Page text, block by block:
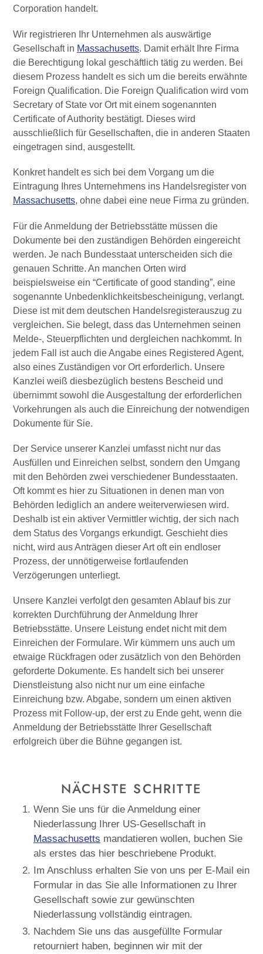
Corporation handelt.
Wir registrieren Ihr Unternehmen als auswärtige
Gesellschaft in Massachusetts. Damit erhält Ihre Firma
die Berechtigung lokal geschäftlich tätig zu werden. Bei
diesem Prozess handelt es sich um die bereits erwähnte
Foreign Qualification. Die Foreign Qualification wird vom
Secretary of State vor Ort mit einem sogenannten
Certificate of Authority bestätigt. Dieses wird
ausschließlich für Gesellschaften, die in anderen Staaten
eingetragen sind, ausgestellt.
Konkret handelt es sich bei dem Vorgang um die
Eintragung Ihres Unternehmens ins Handelsregister von
Massachusetts, ohne dabei eine neue Firma zu gründen.
Für die Anmeldung der Betriebsstätte müssen die
Dokumente bei den zuständigen Behörden eingereicht
werden. Je nach Bundesstaat unterscheiden sich die
genauen Schritte. An manchen Orten wird
beispielsweise ein “Certificate of good standing”, eine
sogenannte Unbedenklichkeitsbescheinigung, verlangt.
Diese ist mit dem deutschen Handelsregisterauszug zu
vergleichen. Sie belegt, dass das Unternehmen seinen
Melde-, Steuerpflichten und dergleichen nachkommt. In
jedem Fall ist auch die Angabe eines Registered Agent,
also eines Zuständigen vor Ort erforderlich. Unsere
Kanzlei weiß diesbezüglich bestens Bescheid und
übernimmt sowohl die Ausgestaltung der erforderlichen
Vorkehrungen als auch die Einreichung der notwendigen
Dokumente für Sie.
Der Service unserer Kanzlei umfasst nicht nur das
Ausfüllen und Einreichen selbst, sondern den Umgang
mit den Behörden zwei verschiedener Bundesstaaten.
Oft kommt es hier zu Situationen in denen man von
Behörden lediglich an andere weiterverwiesen wird.
Deshalb ist ein aktiver Vermittler wichtig, der sich nach
dem Status des Vorgangs erkundigt. Geschieht dies
nicht, wird aus Anträgen dieser Art oft ein endloser
Prozess, der unnötigerweise fortlaufenden
Verzögerungen unterliegt.
Unsere Kanzlei verfolgt den gesamten Ablauf bis zur
korrekten Durchführung der Anmeldung Ihrer
Betriebsstätte. Unsere Leistung endet nicht mit dem
Einreichen der Formulare. Wir kümmern uns auch um
etwaige Rückfragen oder zusätzlich von den Behörden
geforderte Dokumente. Es handelt sich bei unserer
Dienstleistung also nicht nur um eine einfache
Einreichung bzw. Abgabe, sondern um einen aktiven
Prozess mit Follow-up, der erst zu Ende geht, wenn die
Anmeldung der Betriebsstätte Ihrer Gesellschaft
erfolgreich über die Bühne gegangen ist.
NÄCHSTE SCHRITTE
Wenn Sie uns für die Anmeldung einer
Niederlassung Ihrer US-Gesellschaft in
Massachusetts mandatieren wollen, buchen Sie
als erstes das hier beschriebene Produkt.
Im Anschluss erhalten Sie von uns per E-Mail ein
Formular in das Sie alle Informationen zu Ihrer
Gesellschaft sowie zur gewünschten
Niederlassung vollständig eintragen.
Nachdem Sie uns das ausgefüllte Formular
retourniert haben, beginnen wir mit der